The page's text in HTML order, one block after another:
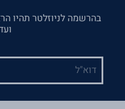
בהרשמה לניוזלטר תהיו